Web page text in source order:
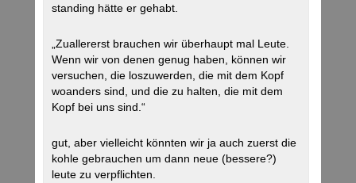
standing hätte er gehabt.
„Zuallererst brauchen wir überhaupt mal Leute.
Wenn wir von denen genug haben, können wir
versuchen, die loszuwerden, die mit dem Kopf
woanders sind, und die zu halten, die mit dem
Kopf bei uns sind.“
gut, aber vielleicht könnten wir ja auch zuerst die
kohle gebrauchen um dann neue (bessere?)
leute zu verpflichten.